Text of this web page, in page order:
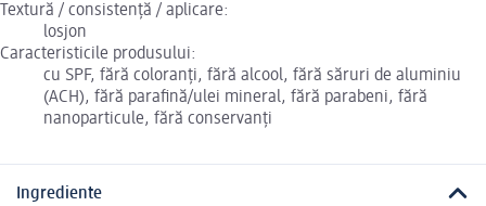
Textură / consistență / aplicare:
losjon
Caracteristicile produsului:
cu SPF, fără coloranți, fără alcool, fără săruri de aluminiu
(ACH), fără parafină/ulei mineral, fără parabeni, fără
nanoparticule, fără conservanți
Ingrediente